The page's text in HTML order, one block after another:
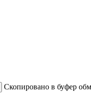
Скопировано в буфер